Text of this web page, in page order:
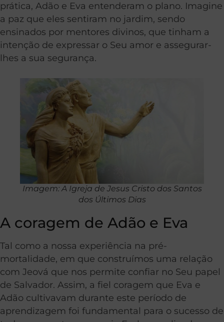
prática, Adão e Eva entenderam o plano. Imagine
a paz que eles sentiram no jardim, sendo
ensinados por mentores divinos, que tinham a
intenção de expressar o Seu amor e assegurar-
lhes a sua segurança.
Imagem: A Igreja de Jesus Cristo dos Santos
dos Últimos Dias
A coragem de Adão e Eva
Tal como a nossa experiência na pré-
mortalidade, em que construímos uma relação
com Jeová que nos permite confiar no Seu papel
de Salvador. Assim, a fiel coragem que Eva e
Adão cultivavam durante este período de
aprendizagem foi fundamental para o sucesso de